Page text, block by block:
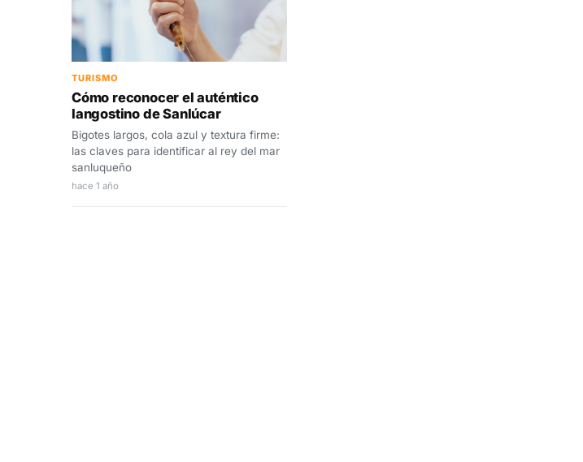
TURISMO
Cómo reconocer el auténtico
langostino de Sanlúcar
Bigotes largos, cola azul y textura firme:
las claves para identificar al rey del mar
sanluqueño
hace 1 año